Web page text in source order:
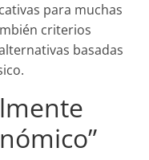
para muchas
criterios
basadas